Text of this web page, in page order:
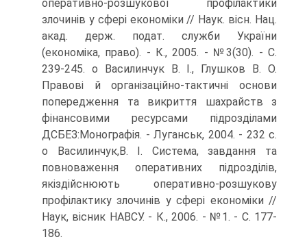
оперативно-розшукової профілактики
злочинів у сфері економіки // Наук. вісн. Нац.
акад. держ. подат. служби України
(економіка, право). - К., 2005. - №3(30). - С.
239-245. o Василинчук В. І., Глушков В. О.
Правові й організаційно-тактичні основи
попередження та викриття шахрайств з
фінансовими ресурсами підрозділами
ДСБЕЗ:Монографія. - Луганськ, 2004. - 232 с.
o Василинчук,В. І. Система, завдання та
повноваження оперативних підрозділів,
якіздійснюють оперативно-розшукову
профілактику злочинів у сфері економіки //
Наук, вісник НАВСУ. - К., 2006. - №1. - С. 177-
186.